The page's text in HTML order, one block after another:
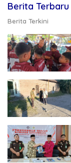
Berita Terbaru
Berita Terkini